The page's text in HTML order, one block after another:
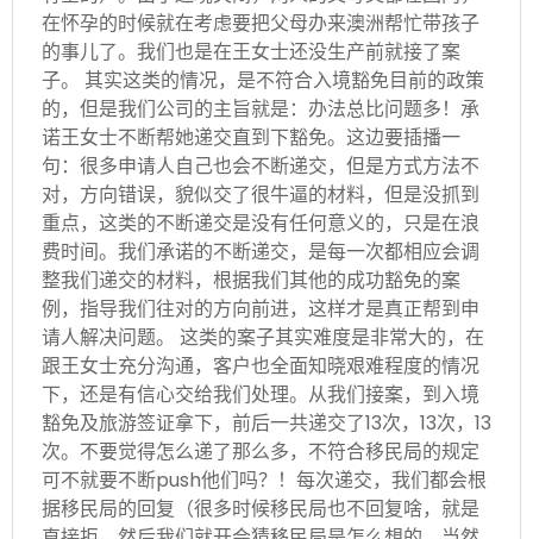
在怀孕的时候就在考虑要把父母办来澳洲帮忙带孩子
的事儿了。我们也是在王女士还没生产前就接了案
子。 其实这类的情况，是不符合入境豁免目前的政策
的，但是我们公司的主旨就是：办法总比问题多！承
诺王女士不断帮她递交直到下豁免。这边要插播一
句：很多申请人自己也会不断递交，但是方式方法不
对，方向错误，貌似交了很牛逼的材料，但是没抓到
重点，这类的不断递交是没有任何意义的，只是在浪
费时间。我们承诺的不断递交，是每一次都相应会调
整我们递交的材料，根据我们其他的成功豁免的案
例，指导我们往对的方向前进，这样才是真正帮到申
请人解决问题。 这类的案子其实难度是非常大的，在
跟王女士充分沟通，客户也全面知晓艰难程度的情况
下，还是有信心交给我们处理。从我们接案，到入境
豁免及旅游签证拿下，前后一共递交了13次，13次，13
次。不要觉得怎么递了那么多，不符合移民局的规定
可不就要不断push他们吗？！每次递交，我们都会根
据移民局的回复（很多时候移民局也不回复啥，就是